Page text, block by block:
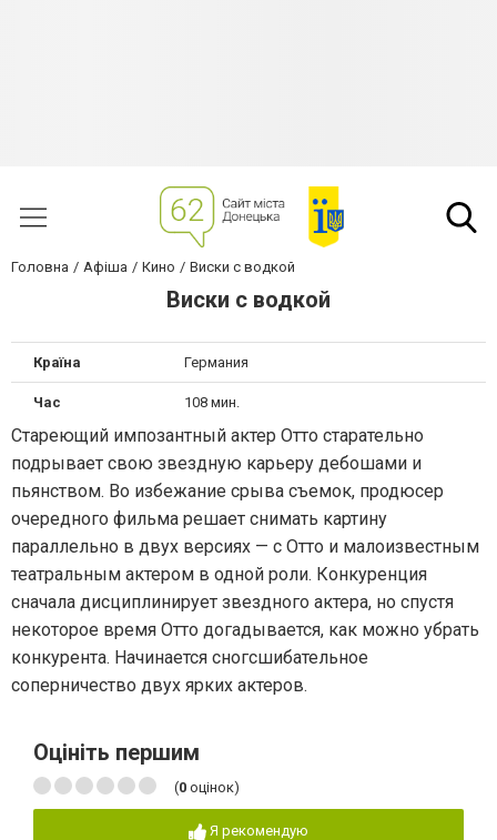
Головна Афіша Кино Виски с водкой
Виски с водкой
Країна Германия
Час 108 мин.
Стареющий импозантный актер Отто старательно
подрывает свою звездную карьеру дебошами и
пьянством. Во избежание срыва съемок, продюсер
очередного фильма решает снимать картину
параллельно в двух версиях — с Отто и малоизвестным
театральным актером в одной роли. Конкуренция
сначала дисциплинирует звездного актера, но спустя
некоторое время Отто догадывается, как можно убрать
конкурента. Начинается сногсшибательное
соперничество двух ярких актеров.
Оцініть першим
(0 оцінок)
Я рекомендую